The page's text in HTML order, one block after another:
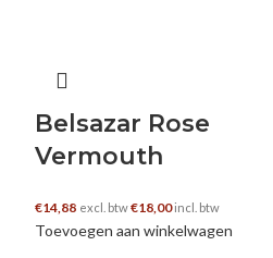
Belsazar Rose
Vermouth
€14,88 excl. btw€18,00incl. btw
Toevoegen aan winkelwagen